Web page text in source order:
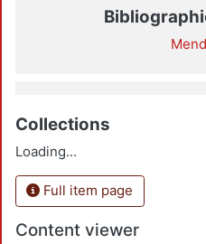
Collections
Loading...
Full item page
Content viewer